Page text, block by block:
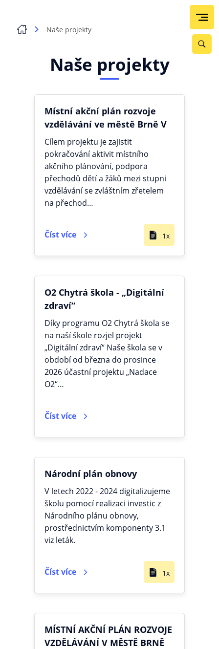
Naše projekty
Naše projekty
Místní akční plán rozvoje
vzdělávání ve městě Brně V
Cílem projektu je zajistit
pokračování aktivit místního
akčního plánování, podpora
přechodů dětí a žáků mezi stupni
vzdělávání se zvláštním zřetelem
na přechod…
Číst více 1x
O2 Chytrá škola - „Digitální
zdraví“
Díky programu O2 Chytrá škola se
na naší škole rozjel projekt
„Digitální zdraví“ Naše škola se v
období od března do prosince
2026 účastní projektu „Nadace
O2“…
Číst více
Národní plán obnovy
V letech 2022 - 2024 digitalizujeme
školu pomocí realizaci investic z
Národního plánu obnovy,
prostřednictvím komponenty 3.1
viz leták.
Číst více 1x
MÍSTNÍ AKČNÍ PLÁN ROZVOJE
VZDĚLÁVÁNÍ V MĚSTĚ BRNĚ